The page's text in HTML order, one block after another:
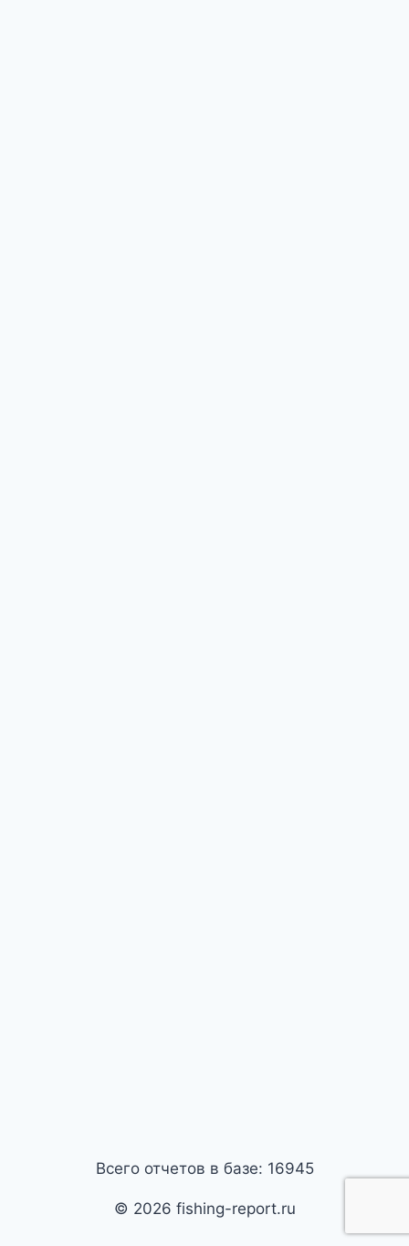
Всего отчетов в базе: 16945
© 2026 fishing-report.ru